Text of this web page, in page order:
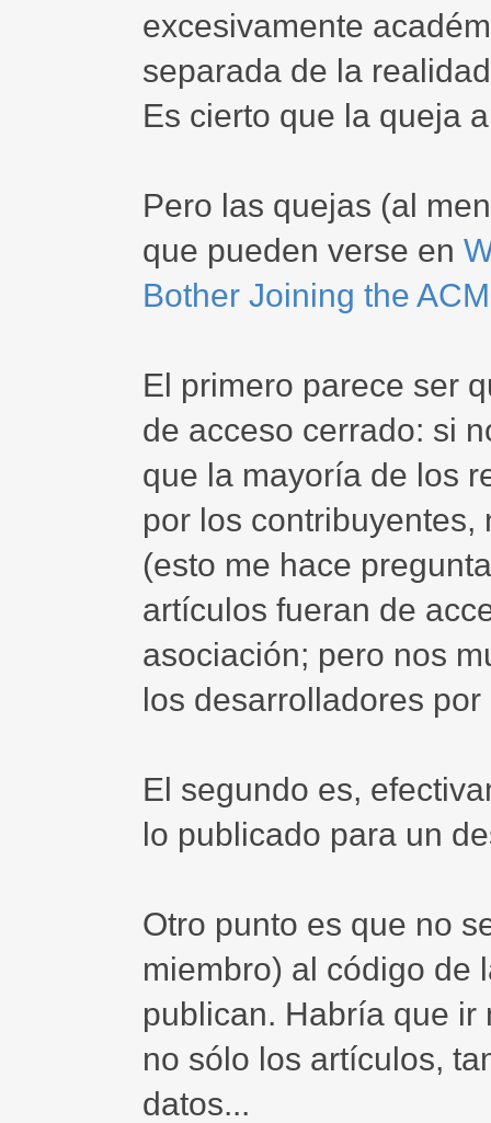
excesivamente
separada de la
Es cierto que la queja
Pero las quejas (al
que pueden verse en
Bother Joining the ACM
El primero parece ser
de acceso cerrado: si
que la mayoría de los
por los
(esto me hace
artículos fueran de
asociación; pero nos
los desarrolladores
El segundo es,
lo publicado para un
Otro punto es que no
miembro) al código de
publican. Habría que ir
no sólo los artículos,
datos...